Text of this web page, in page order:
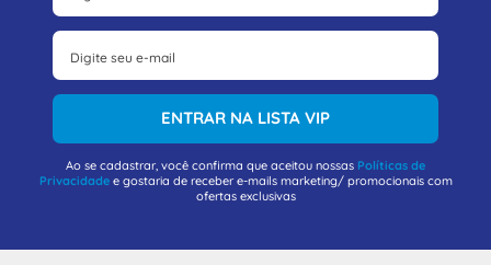
ENTRAR NA LISTA VIP
Ao se cadastrar, você confirma que aceitou nossas Políticas de
Privacidadee gostaria de receber e-mails marketing/ promocionais com
ofertas exclusivas